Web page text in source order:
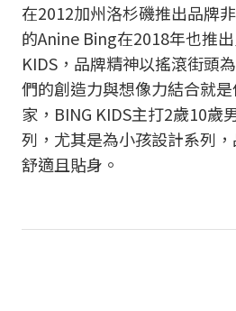
在2012加州洛杉磯推出品牌
的Anine Bing在2018年也推
KIDS，品牌精神以搖滾街頭
們的創造力與想像力結合就
家，BING KIDS主打2歲10歲
列，尤其是為小孩設計系列
舒適且貼身。